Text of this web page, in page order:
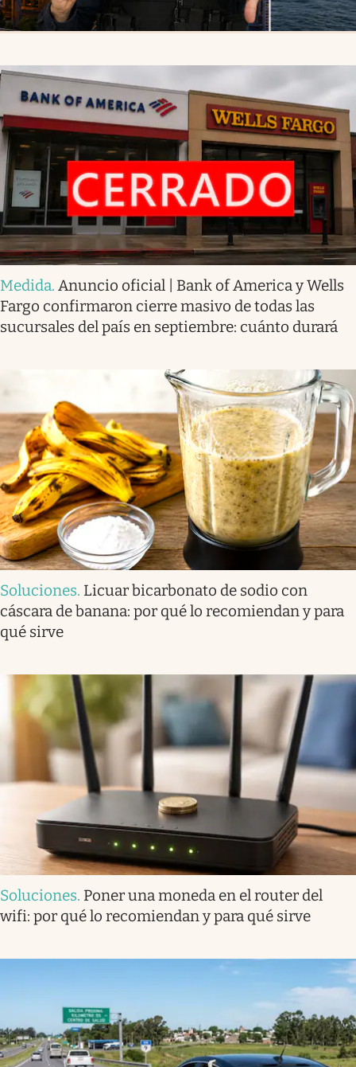
Medida. Anuncio oficial | Bank of America y Wells
Fargo confirmaron cierre masivo de todas las
sucursales del país en septiembre: cuánto durará
Soluciones. Licuar bicarbonato de sodio con
cáscara de banana: por qué lo recomiendan y para
qué sirve
Soluciones. Poner una moneda en el router del
wifi: por qué lo recomiendan y para qué sirve